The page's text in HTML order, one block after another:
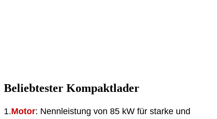
Beliebtester Kompaktlader
1.Motor: Nennleistung von 85 kW für starke und